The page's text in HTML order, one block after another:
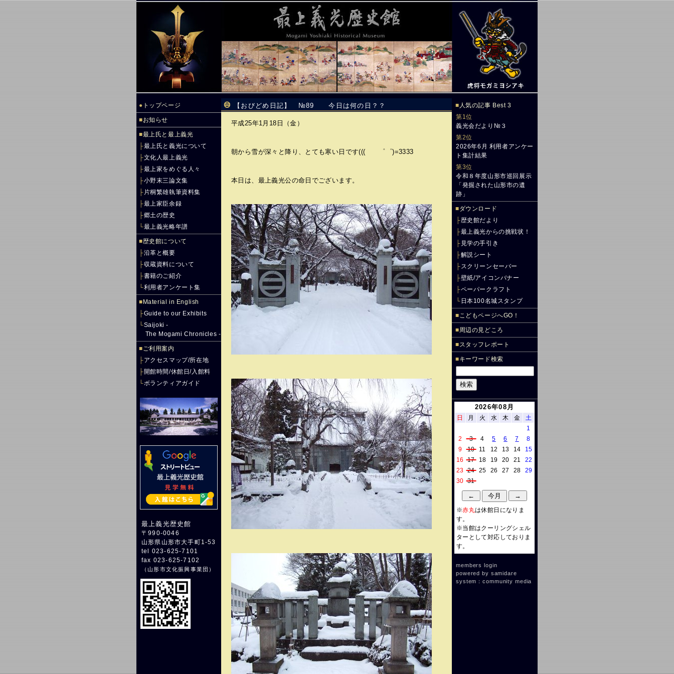
● トップページ
■お知らせ
■最上氏と最上義光
├最上氏と義光について
├文化人最上義光
├最上家をめぐる人々
├小野末三論文集
├ 片桐繁雄執筆資料集
├最上家臣余録
├郷土の歴史
└最上義光略年譜
■歴史館について
├沿革と概要
├収蔵資料について
├書籍のご紹介
└利用者アンケート集
■ Material in English
├Guide to our Exhibits
└Saijoki -
The Mogami Chronicles -
■ご利用案内
├アクセスマップ/所在地
├開館時間/休館日/入館料
└ボランティアガイド
最上義光歴史館
〒990-0046
山形県山形市大手町1-53
tel 023-625-7101
fax 023-625-7102
（山形市文化振興事業団 ）
【おびどめ日記】 №89 今日は何の日？？
平成25年1月18日（金）
朝から雪が深々と降り、とても寒い日です((( ゜゜)=3333
本日は、最上義光公の命日でございます。
■ 人気の記事 Best 3
第1位
義光会だより№３
第2位
2026年6月 利用者アンケー
ト集計結果
第3位
令和８年度山形市巡回展示
「発掘された山形市の遺
跡」
■ダウンロード
├歴史館だより
├最上義光からの挑戦状！
├ 見学の手引き
├解説シート
├スクリーンセーバー
├壁紙/アイコンバナー
├ペーパークラフト
└ 日本100名城スタンプ
■こどもページへGO！
■周辺の見どころ
■スタッフレポート
■キーワード検索
2026年08月
日 月 火 水 木 金
土
1
2
3 4 5 6 7
8
9
10 11 12 13 14
15
16
17 18 19 20 21
22
23 24 25 26 27 28
29
30 31
※赤丸は休館日になりま
す。
※当館はクーリングシェル
ターとして対応しておりま
す。
members login
powered by samidare
system：community media